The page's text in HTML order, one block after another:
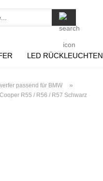
LED RÜCKLEUCHTEN
passend für BMW »
R55 / R56 / R57 Schwarz